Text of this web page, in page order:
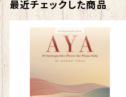
最近チェックした商品